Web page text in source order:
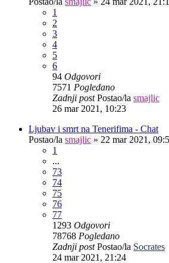
1
2
3
4
5
6
94 Odgovori
7571 Pogledano
Zadnji postPostao/la smajlic
26 mar 2021, 10:23
Ljubav i smrt na Tenerifima - Chat
Postao/la smajlic » 22 mar 2021,
1
...
73
74
75
76
77
1293 Odgovori
78768 Pogledano
Zadnji postPostao/la Socrates
24 mar 2021, 21:24